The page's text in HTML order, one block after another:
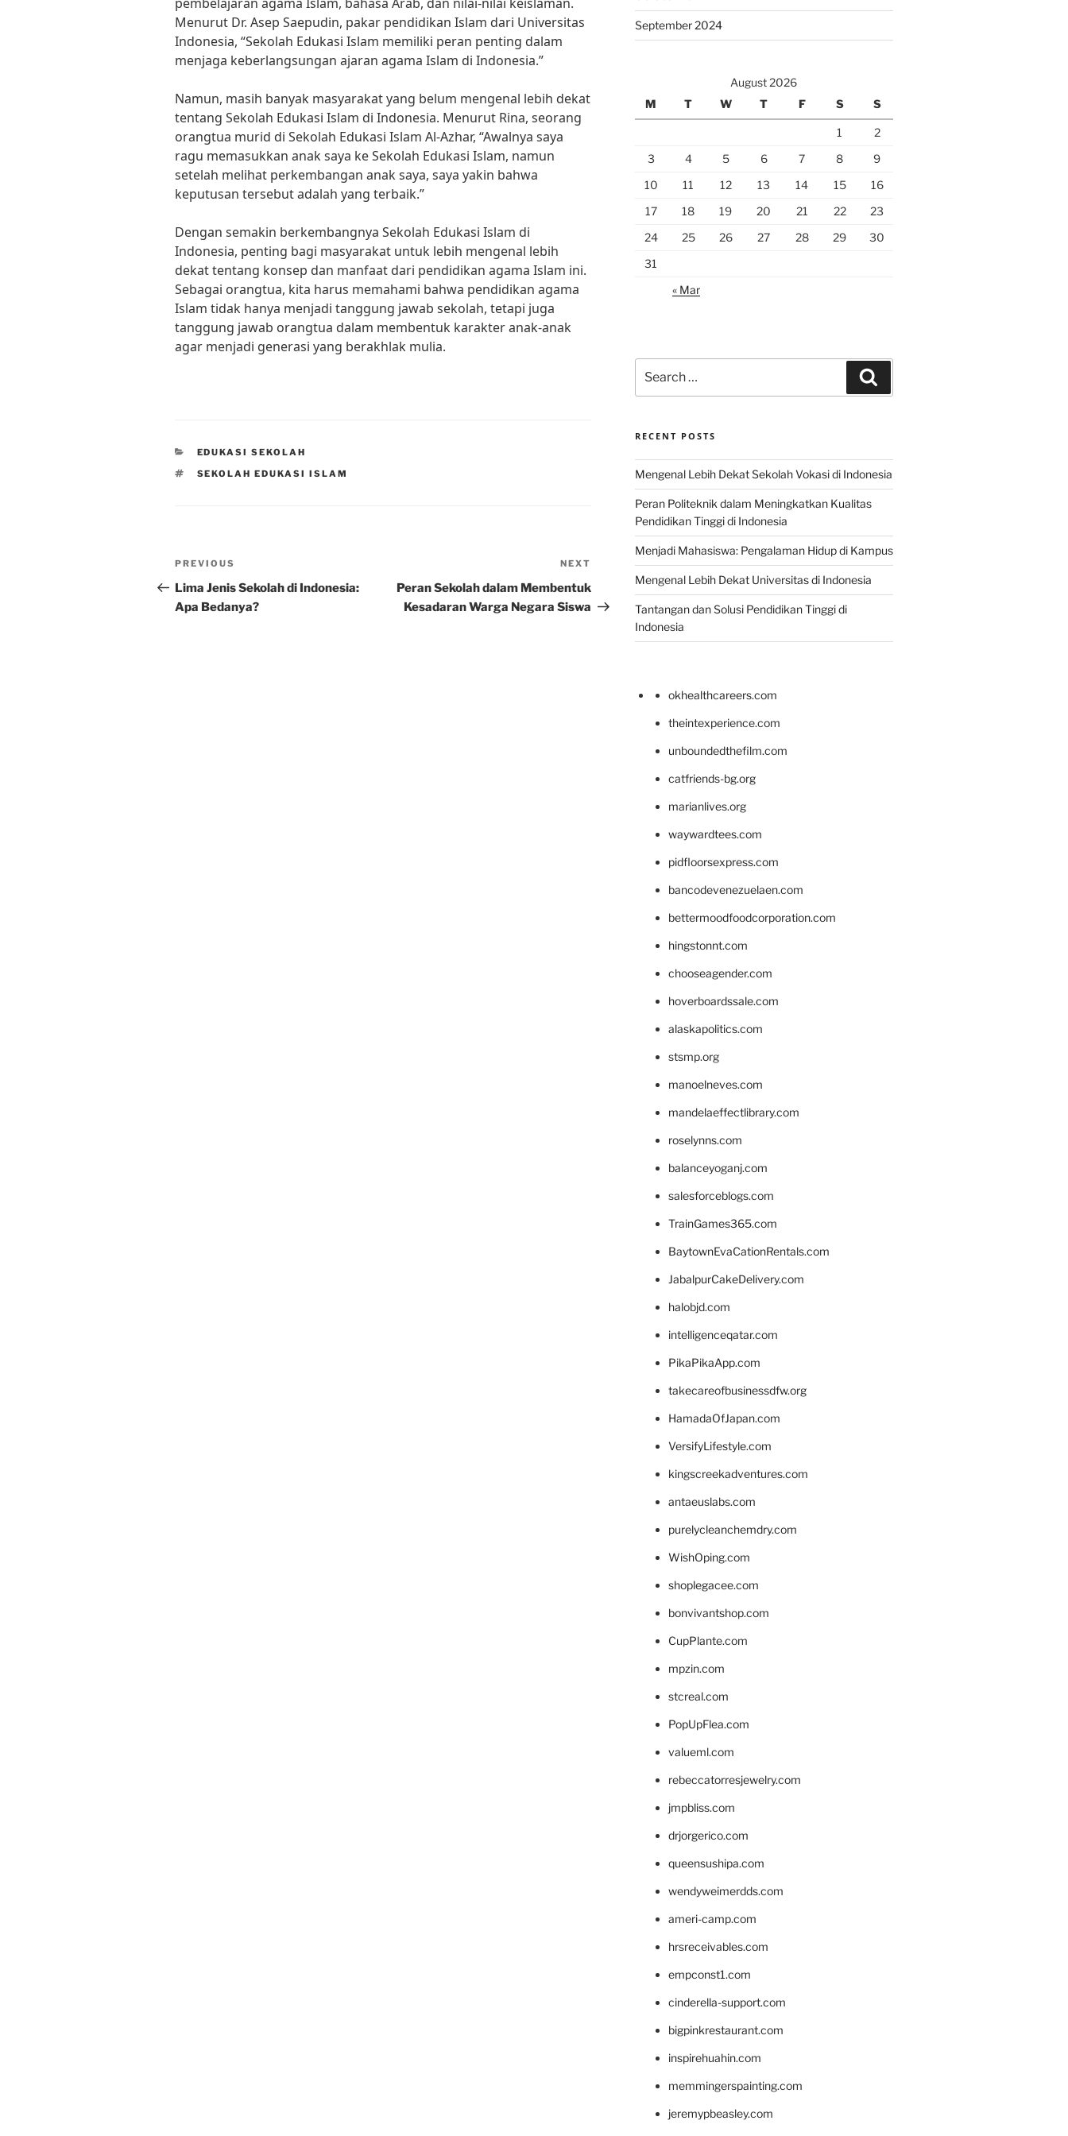
Menurut Dr. Asep Saepudin, pakar pendidikan Islam dari Universitas
Indonesia, “Sekolah Edukasi Islam memiliki peran penting dalam
menjaga keberlangsungan ajaran agama Islam di Indonesia.”
Namun, masih banyak masyarakat yang belum mengenal lebih dekat
tentang Sekolah Edukasi Islam di Indonesia. Menurut Rina, seorang
orangtua murid di Sekolah Edukasi Islam Al-Azhar, “Awalnya saya
ragu memasukkan anak saya ke Sekolah Edukasi Islam, namun
setelah melihat perkembangan anak saya, saya yakin bahwa
keputusan tersebut adalah yang terbaik.”
Dengan semakin berkembangnya Sekolah Edukasi Islam di
Indonesia, penting bagi masyarakat untuk lebih mengenal lebih
dekat tentang konsep dan manfaat dari pendidikan agama Islam ini.
Sebagai orangtua, kita harus memahami bahwa pendidikan agama
Islam tidak hanya menjadi tanggung jawab sekolah, tetapi juga
tanggung jawab orangtua dalam membentuk karakter anak-anak
agar menjadi generasi yang berakhlak mulia.
CATEGORIES
EDUKASI SEKOLAH
TAGS
SEKOLAH EDUKASI ISLAM
Post
navigation
Previous
Post
PREVIOUS
Lima Jenis Sekolah di Indonesia:
Apa Bedanya?
Post
NEXT
Peran Sekolah dalam Membentuk
Kesadaran Warga Negara Siswa
September 2024
August 2026
M
T W T F S S
1
2
3
4 5 6 7 8
9
10
11 12 13 14 15
16
17
18 19 20 21 22
23
24
25 26 27 28 29
30
31
« Mar
for:
RECENT POSTS
Mengenal Lebih Dekat Sekolah Vokasi di Indonesia
Peran Politeknik dalam Meningkatkan Kualitas
Pendidikan Tinggi di Indonesia
Menjadi Mahasiswa: Pengalaman Hidup di Kampus
Mengenal Lebih Dekat Universitas di Indonesia
Tantangan dan Solusi Pendidikan Tinggi di
Indonesia
okhealthcareers.com
theintexperience.com
unboundedthefilm.com
catfriends-bg.org
marianlives.org
waywardtees.com
pidfloorsexpress.com
bancodevenezuelaen.com
bettermoodfoodcorporation.com
hingstonnt.com
chooseagender.com
hoverboardssale.com
alaskapolitics.com
stsmp.org
manoelneves.com
mandelaeffectlibrary.com
roselynns.com
balanceyoganj.com
salesforceblogs.com
TrainGames365.com
BaytownEvaCationRentals.com
JabalpurCakeDelivery.com
halobjd.com
intelligenceqatar.com
PikaPikaApp.com
takecareofbusinessdfw.org
HamadaOfJapan.com
VersifyLifestyle.com
kingscreekadventures.com
antaeuslabs.com
purelycleanchemdry.com
WishOping.com
shoplegacee.com
bonvivantshop.com
CupPlante.com
mpzin.com
stcreal.com
PopUpFlea.com
valueml.com
rebeccatorresjewelry.com
jmpbliss.com
drjorgerico.com
queensushipa.com
wendyweimerdds.com
ameri-camp.com
hrsreceivables.com
empconst1.com
cinderella-support.com
bigpinkrestaurant.com
inspirehuahin.com
memmingerspainting.com
jeremypbeasley.com